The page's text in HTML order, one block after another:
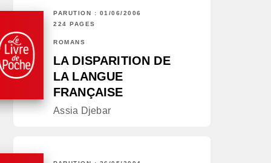
PARUTION : 01/06/2006
224 PAGES
ROMANS
LA DISPARITION DE
LA LANGUE
FRANÇAISE
Assia Djebar